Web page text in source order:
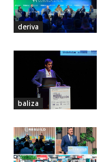
deriva
baliza